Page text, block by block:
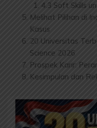
4.3 Soft Skills
Melihat Pilihan di
Kasus
20 Universitas
Science 2026
Prospek Karir:
Kesimpulan dan